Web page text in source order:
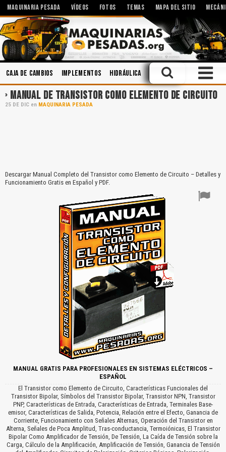
MAQUINARIA PESADA VÍDEOS FOTOS TEMAS MAPA DEL SITIO
Caja de Cambios Implementos Hidráulica Minería Seguridad
MANUAL DE TRANSISTOR COMO ELEMENTO DE CIRCUITO
25 DE DIC en MAQUINARIA PESADA
Descargar Manual Completo del Transistor como Elemento de Circuito – Detalles y
Funcionamiento Gratis en Español y PDF.
MANUAL GRATIS PARA PROFESIONALES EN SISTEMAS ELÉCTRICOS –
ESPAÑOL
El Transistor como Elemento de Circuito, Características Funcionales del
Transistor Bipolar, Símbolos del Transistor Bipolar, Transistor NPN, Transistor
PNP, Características de Entrada, Características de Entrada, Terminales Base-
emisor, Características de Salida, Potencia, Relación entre el Efecto, Ganancia de
Corriente, Funcionamiento con Señales Alternas, Operación del Transistor en
Alterna, Señales de Poca Amplitud, Tras-conductancia, Termoiónicas, El Transistor
Bipolar Como Amplificador de Tensión, De Tensión, La Caída de Tensión sobre la
Carga, Cálculo de la Amplificación, Amplificación de Tensión, Ganancia de Tensión